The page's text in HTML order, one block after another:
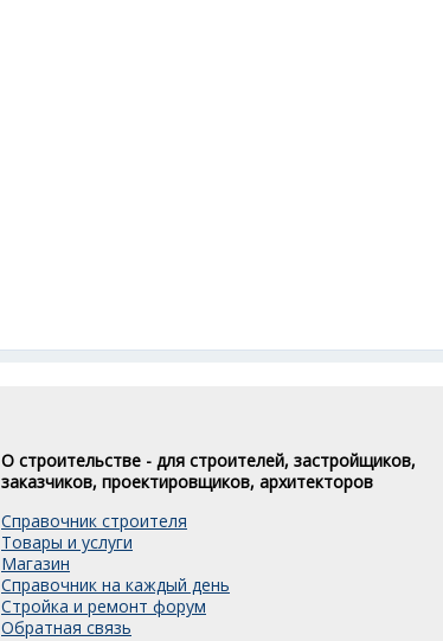
О строительстве - для строителей, застройщиков,
заказчиков, проектировщиков, архитекторов
Справочник строителя
Товары и услуги
Магазин
Справочник на каждый день
Стройка и ремонт форум
Обратная связь